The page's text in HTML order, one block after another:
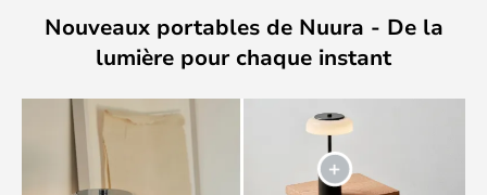
Nouveaux portables de Nuura - De la
lumière pour chaque instant